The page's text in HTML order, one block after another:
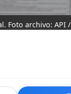
archivo: API /